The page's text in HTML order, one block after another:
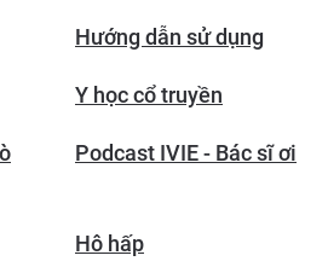
Hướng dẫn sử dụng
Y học cổ truyền
Podcast IVIE - Bác sĩ ơi
Hô hấp